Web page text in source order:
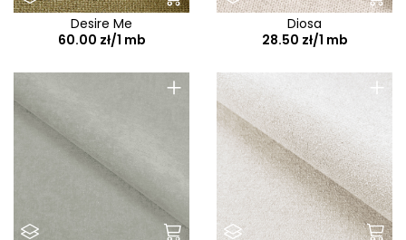
Desire Me
60.00 zł/1 mb
Diosa
28.50 zł/1 mb
+ +